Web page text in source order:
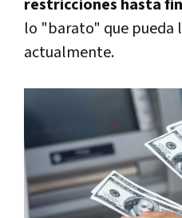
restricciones hasta
lo "barato" que pueda
actualmente.